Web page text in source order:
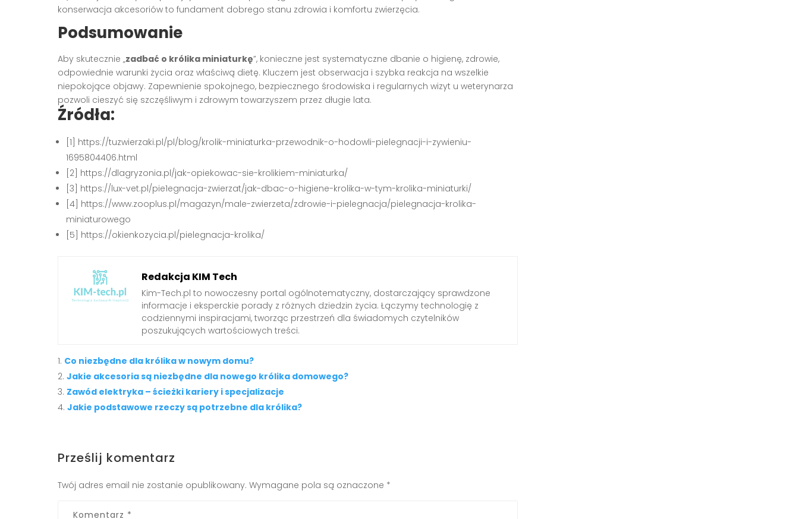
konserwacja akcesoriów to fundament dobrego stanu zdrowia i komfortu zwierzęcia.
Podsumowanie
Aby skutecznie „zadbać o królika miniaturkę”, konieczne jest systematyczne dbanie o higienę, zdrowie,
odpowiednie warunki życia oraz właściwą dietę. Kluczem jest obserwacja i szybka reakcja na wszelkie
niepokojące objawy. Zapewnienie spokojnego, bezpiecznego środowiska i regularnych wizyt u weterynarza
pozwoli cieszyć się szczęśliwym i zdrowym towarzyszem przez długie lata.
Źródła:
[1] https://tuzwierzaki.pl/pl/blog/krolik-miniaturka-przewodnik-o-hodowli-pielegnacji-i-zywieniu-
1695804406.html
[2] https://dlagryzonia.pl/jak-opiekowac-sie-krolikiem-miniaturka/
[3] https://lux-vet.pl/pie1egnacja-zwierzat/jak-dbac-o-higiene-krolika-w-tym-krolika-miniaturki/
[4] https://www.zooplus.pl/magazyn/male-zwierzeta/zdrowie-i-pielegnacja/pielegnacja-krolika-
miniaturowego
[5] https://okienkozycia.pl/pielegnacja-krolika/
Redakcja KIM Tech
Kim-Tech.pl to nowoczesny portal ogólnotematyczny, dostarczający sprawdzone
informacje i eksperckie porady z różnych dziedzin życia. Łączymy technologię z
codziennymi inspiracjami, tworząc przestrzeń dla świadomych czytelników
poszukujących wartościowych treści.
Co niezbędne dla królika w nowym domu?
Jakie akcesoria są niezbędne dla nowego królika domowego?
Zawód elektryka – ścieżki kariery i specjalizacje
Jakie podstawowe rzeczy są potrzebne dla królika?
Prześlij komentarz
Twój adres email nie zostanie opublikowany. Wymagane pola są oznaczone *